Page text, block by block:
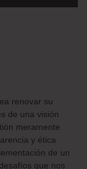
renovar su
de una visión
meramente
y ética
de un
que nos